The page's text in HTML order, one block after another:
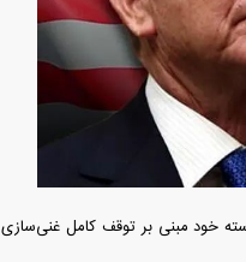
خود مبنی بر توقف کامل غنی‌سازی
آزاد تهران؛ مناظره
تحت تأثیر قرار داد